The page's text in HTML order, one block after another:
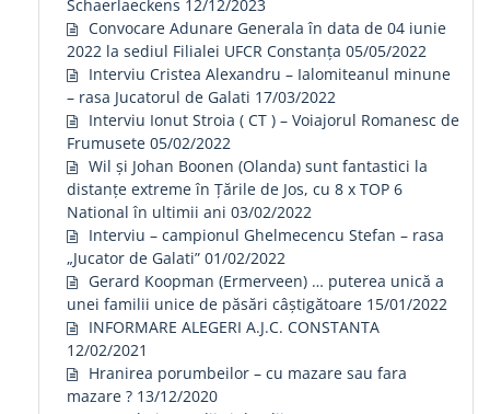
Schaerlaeckens 12/12/2023
Convocare Adunare Generala în data de 04 iunie
2022 la sediul Filialei UFCR Constanța 05/05/2022
Interviu Cristea Alexandru – Ialomiteanul minune
– rasa Jucatorul de Galati 17/03/2022
Interviu Ionut Stroia ( CT ) – Voiajorul Romanesc de
Frumusete 05/02/2022
Wil și Johan Boonen (Olanda) sunt fantastici la
distanțe extreme în Țările de Jos, cu 8 x TOP 6
National în ultimii ani 03/02/2022
Interviu – campionul Ghelmecencu Stefan – rasa
„Jucator de Galati” 01/02/2022
Gerard Koopman (Ermerveen) … puterea unică a
unei familii unice de păsări câștigătoare 15/01/2022
INFORMARE ALEGERI A.J.C. CONSTANTA
12/02/2021
Hranirea porumbeilor – cu mazare sau fara
mazare ? 13/12/2020